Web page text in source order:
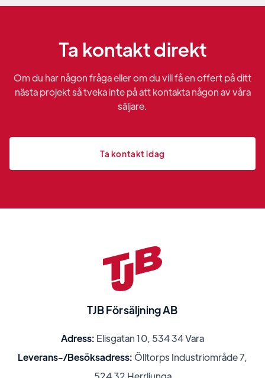
Ta kontakt direkt
Om du har någon fråga eller om du vill få en offert på ditt
nästa projekt så tveka inte på att kontakta någon av våra
säljare.
Ta kontakt idag
TJB Försäljning AB
Adress: Elisgatan 10, 534 34 Vara
Leverans-/Besöksadress: Ölltorps Industriområde 7,